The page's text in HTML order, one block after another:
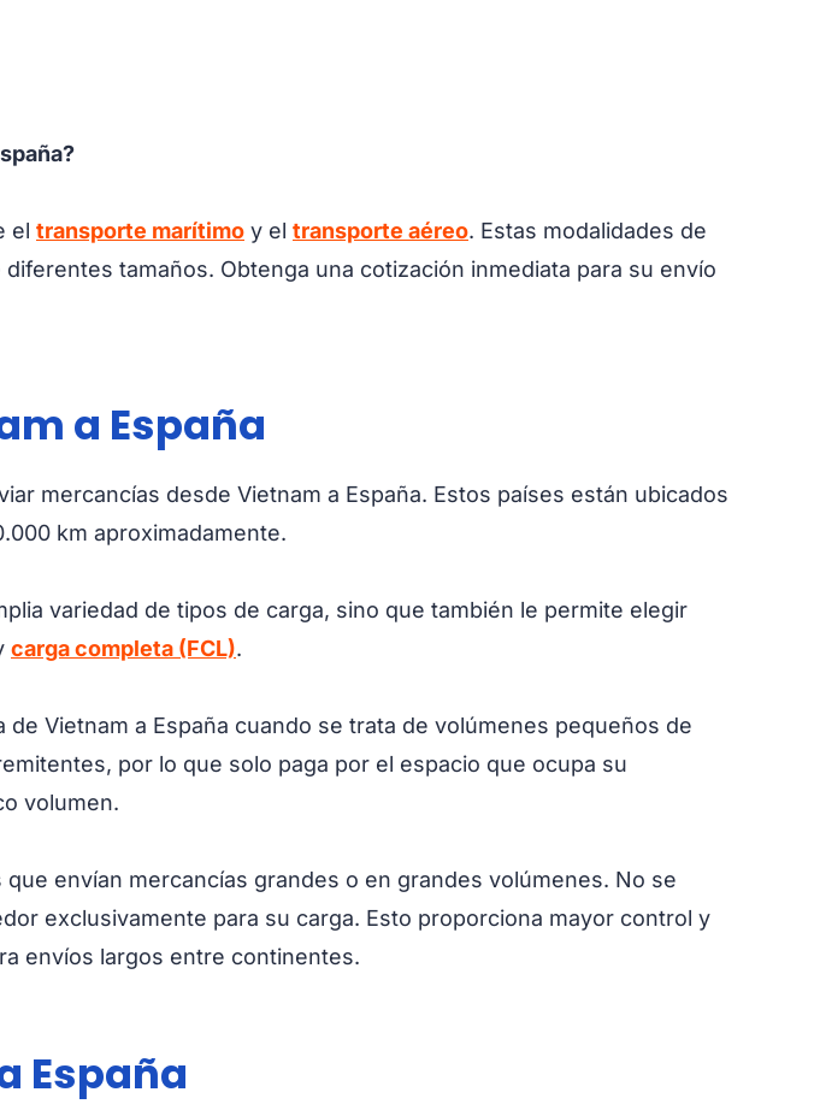
el transporte marítimo y el transporte aéreo. Estas modalidades de
tamaños. Obtenga una cotización inmediata para su envío
a España
mercancías desde Vietnam a España. Estos países están ubicados
km aproximadamente.
variedad de tipos de carga, sino que también le permite elegir
carga completa (FCL).
Vietnam a España cuando se trata de volúmenes pequeños de
por lo que solo paga por el espacio que ocupa su
volumen.
envían mercancías grandes o en grandes volúmenes. No se
exclusivamente para su carga. Esto proporciona mayor control y
envíos largos entre continentes.
España